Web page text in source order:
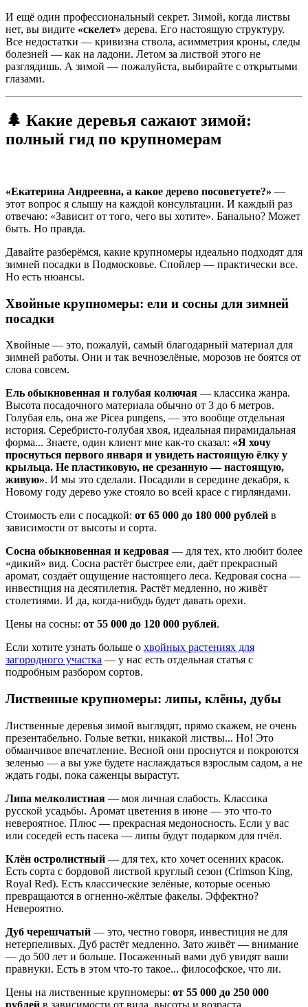
И ещё один профессиональный секрет. Зимой, когда листвы
нет, вы видите «скелет» дерева. Его настоящую структуру.
Все недостатки — кривизна ствола, асимметрия кроны, следы
болезней — как на ладони. Летом за листвой этого не
разглядишь. А зимой — пожалуйста, выбирайте с открытыми
глазами.
🌲 Какие деревья сажают зимой:
полный гид по крупномерам
«Екатерина Андреевна, а какое дерево посоветуете?» —
этот вопрос я слышу на каждой консультации. И каждый раз
отвечаю: «Зависит от того, чего вы хотите». Банально? Может
быть. Но правда.
Давайте разберёмся, какие крупномеры идеально подходят для
зимней посадки в Подмосковье. Спойлер — практически все.
Но есть нюансы.
Хвойные крупномеры: ели и сосны для зимней
посадки
Хвойные — это, пожалуй, самый благодарный материал для
зимней работы. Они и так вечнозелёные, морозов не боятся от
слова совсем.
Ель обыкновенная и голубая колючая — классика жанра.
Высота посадочного материала обычно от 3 до 6 метров.
Голубая ель, она же Picea pungens, — это вообще отдельная
история. Серебристо-голубая хвоя, идеальная пирамидальная
форма... Знаете, один клиент мне как-то сказал: «Я хочу
проснуться первого января и увидеть настоящую ёлку у
крыльца. Не пластиковую, не срезанную — настоящую,
живую». И мы это сделали. Посадили в середине декабря, к
Новому году дерево уже стояло во всей красе с гирляндами.
Стоимость ели с посадкой: от 65 000 до 180 000 рублей в
зависимости от высоты и сорта.
Сосна обыкновенная и кедровая — для тех, кто любит более
«дикий» вид. Сосна растёт быстрее ели, даёт прекрасный
аромат, создаёт ощущение настоящего леса. Кедровая сосна —
инвестиция на десятилетия. Растёт медленно, но живёт
столетиями. И да, когда-нибудь будет давать орехи.
Цены на сосны: от 55 000 до 120 000 рублей.
Если хотите узнать больше о хвойных растениях для
загородного участка — у нас есть отдельная статья с
подробным разбором сортов.
Лиственные крупномеры: липы, клёны, дубы
Лиственные деревья зимой выглядят, прямо скажем, не очень
презентабельно. Голые ветки, никакой листвы... Но! Это
обманчивое впечатление. Весной они проснутся и покроются
зеленью — а вы уже будете наслаждаться взрослым садом, а не
ждать годы, пока саженцы вырастут.
Липа мелколистная — моя личная слабость. Классика
русской усадьбы. Аромат цветения в июне — это что-то
невероятное. Плюс — прекрасная медоносность. Если у вас
или соседей есть пасека — липы будут подарком для пчёл.
Клён остролистный — для тех, кто хочет осенних красок.
Есть сорта с бордовой листвой круглый сезон (Crimson King,
Royal Red). Есть классические зелёные, которые осенью
превращаются в огненно-жёлтые факелы. Эффектно?
Невероятно.
Дуб черешчатый — это, честно говоря, инвестиция не для
нетерпеливых. Дуб растёт медленно. Зато живёт — внимание
— до 500 лет и больше. Посаженный вами дуб увидят ваши
правнуки. Есть в этом что-то такое... философское, что ли.
Цены на лиственные крупномеры: от 55 000 до 250 000
рублей в зависимости от вида, высоты и возраста.